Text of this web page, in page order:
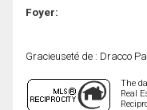
Foyer:
Gracieuseté de : Dracco
The
Real